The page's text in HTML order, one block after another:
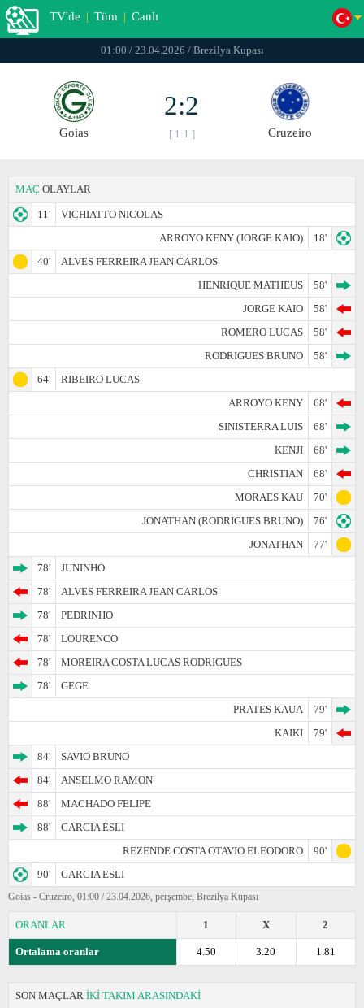
TV'de | Tüm | Canlı
01:00 / 23.04.2026 / Brezilya Kupası
Goias
2:2
[ 1:1 ] Cruzeiro
MAÇ OLAYLAR
11'
VICHIATTO NICOLAS
ARROYO KENY (JORGE KAIO)
18'
40'
ALVES FERREIRA JEAN CARLOS
HENRIQUE MATHEUS
58'
JORGE KAIO
58'
ROMERO LUCAS
58'
RODRIGUES BRUNO
58'
64'
RIBEIRO LUCAS
ARROYO KENY
68'
SINISTERRA LUIS
68'
KENJI
68'
CHRISTIAN
68'
MORAES KAU
70'
JONATHAN (RODRIGUES BRUNO)
76'
JONATHAN
77'
78'
JUNINHO
78'
ALVES FERREIRA JEAN CARLOS
78'
PEDRINHO
78'
LOURENCO
78'
MOREIRA COSTA LUCAS RODRIGUES
78'
GEGE
PRATES KAUA
79'
KAIKI
79'
84'
SAVIO BRUNO
84'
ANSELMO RAMON
88'
MACHADO FELIPE
88'
GARCIA ESLI
REZENDE COSTA OTAVIO ELEODORO
90'
90'
GARCIA ESLI
Goias - Cruzeiro, 01:00 / 23.04.2026, perşembe, Brezilya Kupası
ORANLAR 2
X
1
Ortalama oranlar 1.81
3.20
4.50
SON MAÇLAR İKİ TAKIM ARASINDAKİ